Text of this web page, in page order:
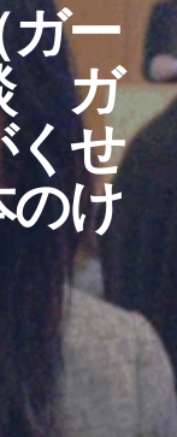
ガー
ガ
くせ
のけ